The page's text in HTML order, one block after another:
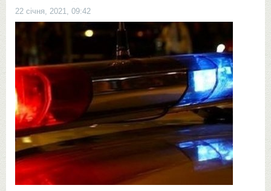
22 січня, 2021, 09:42